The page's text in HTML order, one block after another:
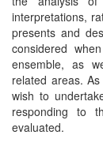
interpretations,
presents and
considered
ensemble, as
related areas.
wish to
responding to
evaluated.